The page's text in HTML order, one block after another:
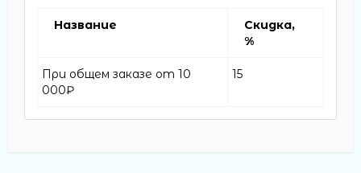
Название
Скидка,
%
При общем заказе от 10
000₽
15